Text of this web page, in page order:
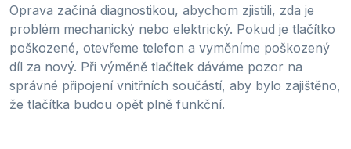
Oprava začíná diagnostikou, abychom zjistili, zda je
problém mechanický nebo elektrický. Pokud je tlačítko
poškozené, otevřeme telefon a vyměníme poškozený
díl za nový. Při výměně tlačítek dáváme pozor na
správné připojení vnitřních součástí, aby bylo zajištěno,
že tlačítka budou opět plně funkční.